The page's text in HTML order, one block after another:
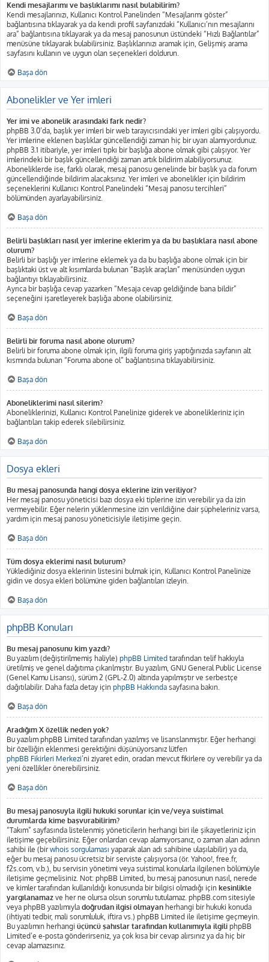
Kendi mesajlarımı ve başlıklarımı nasıl bulabilirim?
Kendi mesajlarınızı, Kullanıcı Kontrol Panelinden “Mesajlarımı göster”
bağlantısına tıklayarak ya da kendi profil sayfanızdaki “Kullanıcı’nın mesajlarını
ara” bağlantısına tıklayarak ya da mesaj panosunun üstündeki “Hızlı Bağlantılar”
menüsüne tıklayarak bulabilirsiniz. Başlıklarınızı aramak için, Gelişmiş arama
sayfasını kullanın ve uygun olan seçenekleri doldurun.
Başa dön
Abonelikler ve Yer imleri
Yer imi ve abonelik arasındaki fark nedir?
phpBB 3.0’da, başlık yer imleri bir web tarayıcısındaki yer imleri gibi çalışıyordu.
Yer imlerine eklenen başlıklar güncellendiği zaman hiç bir uyarı alamıyordunuz.
phpBB 3.1 itibariyle, yer imleri tıpkı bir başlığa abone olmak gibi çalışıyor. Yer
imlerindeki bir başlık güncellendiği zaman artık bildirim alabiliyorsunuz.
Aboneliklerde ise, farklı olarak, mesaj panosu genelinde bir başlık ya da forum
güncellendiğinde bildirim alacaksınız. Yer imleri ve abonelikler için bildirim
seçeneklerini Kullanıcı Kontrol Panelindeki “Mesaj panosu tercihleri”
bölümünden ayarlayabilirsiniz.
Başa dön
Belirli başlıkları nasıl yer imlerine eklerim ya da bu başlıklara nasıl abone
olurum?
Belirli bir başlığı yer imlerine eklemek ya da bu başlığa abone olmak için bir
başlıktaki üst ve alt kısımlarda bulunan “Başlık araçları” menüsünden uygun
bağlantıyı tıklayabilirsiniz.
Ayrıca bir başlığa cevap yazarken “Mesaja cevap geldiğinde bana bildir”
seçeneğini işaretleyerek başlığa abone olabilirsiniz.
Başa dön
Belirli bir foruma nasıl abone olurum?
Belirli bir foruma abone olmak için, ilgili foruma giriş yaptığınızda sayfanın alt
kısmında bulunan “Foruma abone ol” bağlantısına tıklayabilirsiniz.
Başa dön
Aboneliklerimi nasıl silerim?
Aboneliklerinizi, Kullanıcı Kontrol Panelinize giderek ve abonelikleriniz için
bağlantıları takip ederek silebilirsiniz.
Başa dön
Dosya ekleri
Bu mesaj panosunda hangi dosya eklerine izin veriliyor?
Her mesaj panosu yöneticisi bazı dosya eki tiplerine izin verebilir ya da izin
vermeyebilir. Eğer nelerin yüklenmesine izin verildiğine dair şüpheleriniz varsa,
yardım için mesaj panosu yöneticisiyle iletişime geçin.
Başa dön
Tüm dosya eklerimi nasıl bulurum?
Yüklediğiniz dosya eklerinin listesini bulmak için, Kullanıcı Kontrol Panelinize
gidin ve dosya ekleri bölümüne giden bağlantıları izleyin.
Başa dön
phpBB Konuları
Bu mesaj panosunu kim yazdı?
Bu yazılım (değiştirilmemiş haliyle) phpBB Limited tarafından telif hakkıyla
üretilmiş ve genel dağıtıma çıkarılmıştır. Bu yazılım, GNU General Public License
(Genel Kamu Lisansı), sürüm 2 (GPL-2.0) altında yapılmıştır ve serbestçe
dağıtılabilir. Daha fazla detay için phpBB Hakkında sayfasına bakın.
Başa dön
Aradığım X özellik neden yok?
Bu yazılım phpBB Limited tarafından yazılmış ve lisanslanmıştır. Eğer herhangi
bir özelliğin eklenmesi gerektiğini düşünüyorsanız lütfen
phpBB Fikirleri Merkezi’ni ziyaret edin, oradan mevcut fikirlere oy verebilir ya da
yeni özellikler önerebilirsiniz.
Başa dön
Bu mesaj panosuyla ilgili hukuki sorunlar için ve/veya suistimal
durumlarda kime başvurabilirim?
“Takım” sayfasında listelenmiş yöneticilerin herhangi biri ile şikayetleriniz için
iletişime geçebilirsiniz. Eğer onlardan cevap alamıyorsanız, o zaman alan adının
sahibi ile (birwhois sorgulaması yaparak alan adı sahibine ulaşılabilir) ya da,
eğer bu mesaj panosu ücretsiz bir serviste çalışıyorsa (ör. Yahoo!, free.fr,
f2s.com, v.b.), bu servisin yönetimi veya suistimal konularla ilgilenen bölümüyle
iletişime geçmelisiniz. Not: phpBB Limited, bu mesaj panosunun nasıl, nerede
ve kimler tarafından kullanıldığı konusunda bir bilgisi olmadığı için kesinlikle
yargılanamaz ve her ne olursa olsun sorumlu tutulamaz. phpBB.com sitesiyle
veya phpBB yazılımıyla doğrudan ilgisi olmayan herhangi bir hukuki konuda
(ihtiyati tedbir, mali sorumluluk, iftira vs.) phpBB Limited ile iletişime geçmeyin.
Bu yazılımın herhangi üçüncü şahıslar tarafından kullanımıyla ilgili phpBB
Limited’e e-posta gönderirseniz, ya çok kısa bir cevap alırsınız ya da hiç bir
cevap alamazsınız.